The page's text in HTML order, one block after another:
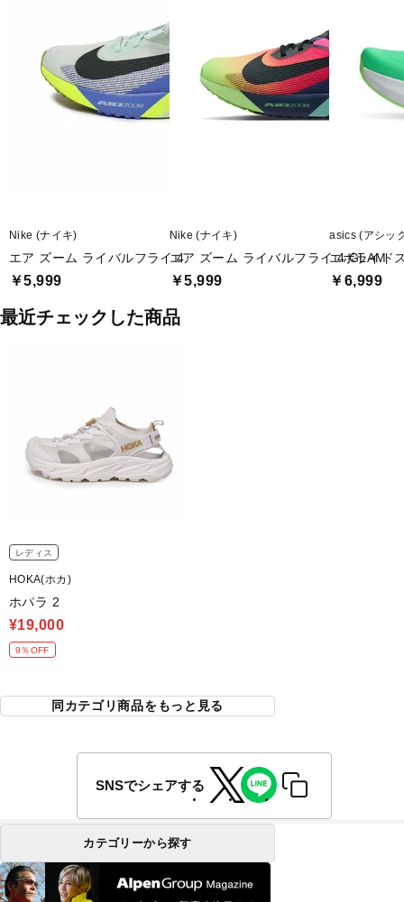
Nike (ナイキ)
エア ズーム ライバルフライ 4
￥5,999
Nike (ナイキ)
エア ズーム ライバルフライ 4 GLAM
￥5,999
asics (アシッ
エボライド
￥6,999
最近チェックした商品
レディス
HOKA(ホカ)
ホパラ 2
¥19,000
9％OFF
同カテゴリ商品をもっと見る
SNSでシェアする
カテゴリーから探す